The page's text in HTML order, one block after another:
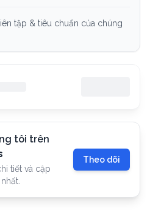
tập & tiêu chuẩn của chúng
tôi trên
tiết và cập
Theo dõi